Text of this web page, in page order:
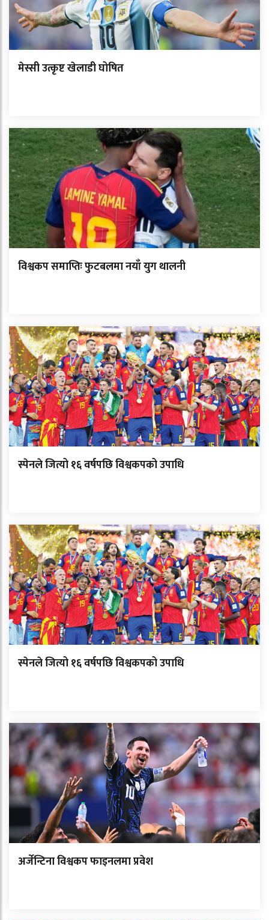
मेस्सी उत्कृष्ट खेलाडी घोषित
विश्वकप समाप्तिः फुटबलमा नयाँ युग थालनी
स्पेनले जित्यो १६ वर्षपछि विश्वकपको उपाधि
स्पेनले जित्यो १६ वर्षपछि विश्वकपको उपाधि
अर्जेन्टिना विश्वकप फाइनलमा प्रवेश